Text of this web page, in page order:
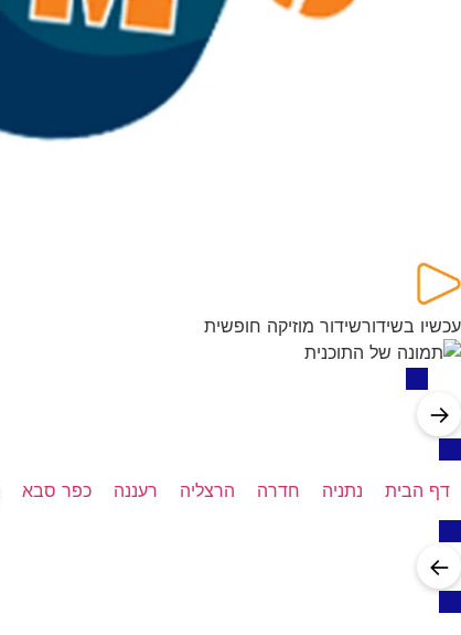
עכשיו בשידורשידור מוזיקה חופשית
→
דף הבית נתניה חדרה הרצליה רעננה כפר סבא
←